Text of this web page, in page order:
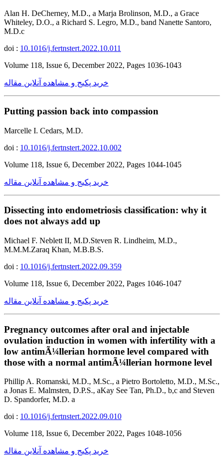
Alan H. DeCherney, M.D., a Marja Brolinson, M.D., a Grace
Whiteley, D.O., a Richard S. Legro, M.D., band Nanette Santoro,
M.D.c
doi : 10.1016/j.fertnstert.2022.10.011
Volume 118, Issue 6, December 2022, Pages 1036-1043
خرید پکیج و مشاهده آنلاین مقاله
Putting passion back into compassion
Marcelle I. Cedars, M.D.
doi : 10.1016/j.fertnstert.2022.10.002
Volume 118, Issue 6, December 2022, Pages 1044-1045
خرید پکیج و مشاهده آنلاین مقاله
Dissecting into endometriosis classification: why it
does not always add up
Michael F. Neblett II, M.D.Steven R. Lindheim, M.D.,
M.M.M.Zaraq Khan, M.B.B.S.
doi : 10.1016/j.fertnstert.2022.09.359
Volume 118, Issue 6, December 2022, Pages 1046-1047
خرید پکیج و مشاهده آنلاین مقاله
Pregnancy outcomes after oral and injectable
ovulation induction in women with infertility with a
low antimÃ¼llerian hormone level compared with
those with a normal antimÃ¼llerian hormone level
Phillip A. Romanski, M.D., M.Sc., a Pietro Bortoletto, M.D., M.Sc.,
a Jonas E. Malmsten, D.P.S., aKay See Tan, Ph.D., b,c and Steven
D. Spandorfer, M.D. a
doi : 10.1016/j.fertnstert.2022.09.010
Volume 118, Issue 6, December 2022, Pages 1048-1056
خرید پکیج و مشاهده آنلاین مقاله